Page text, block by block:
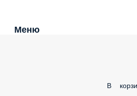
Меню
В